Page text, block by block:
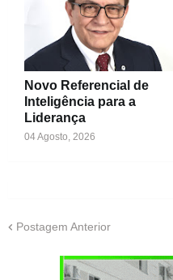
Novo Referencial de
Inteligência para a
Liderança
04 Agosto, 2026
Postagem Anterior